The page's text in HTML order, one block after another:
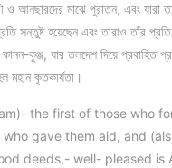
ও আনছারদের মাঝে পুরাতন, এবং যারা
সন্তুষ্ট হয়েছেন এবং তারাও তাঁর
কুঞ্জ, যার তলদেশ দিয়ে প্রবাহিত
মহান কৃতকার্যতা।
the first of those who
gave them aid, and
deeds,- well- pleased is